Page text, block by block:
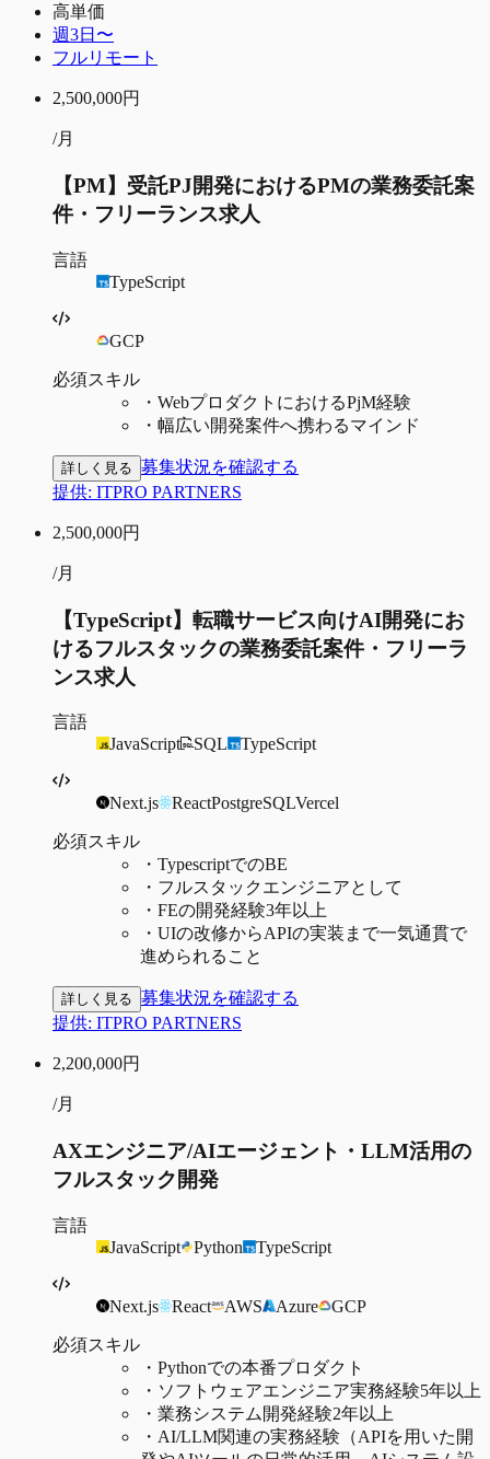
高単価
週3日〜
フルリモート
2,500,000円
/月
【PM】受託PJ開発におけるPMの業務委託案
件・フリーランス求人
言語
TypeScript
GCP
必須スキル
・ WebプロダクトにおけるPjM経験
・ 幅広い開発案件へ携わるマインド
詳しく見る 募集状況を確認する
提供: ITPRO PARTNERS
2,500,000円
/月
【TypeScript】転職サービス向けAI開発にお
けるフルスタックの業務委託案件・フリーラ
ンス求人
言語
JavaScript
SQL TypeScript
Next.js ReactPostgreSQLVercel
必須スキル
・ TypescriptでのBE
・ フルスタックエンジニアとして
・ FEの開発経験3年以上
・ UIの改修からAPIの実装まで一気通貫で
進められること
詳しく見る 募集状況を確認する
提供: ITPRO PARTNERS
2,200,000円
/月
AXエンジニア/AIエージェント・LLM活用の
フルスタック開発
言語
JavaScript
Python TypeScript
Next.js React AWS Azure GCP
必須スキル
・ Pythonでの本番プロダクト
・ ソフトウェアエンジニア実務経験5年以上
・ 業務システム開発経験2年以上
・ AI/LLM関連の実務経験（APIを用いた開